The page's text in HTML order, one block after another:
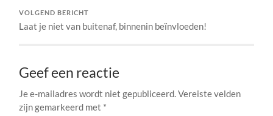
VOLGEND BERICHT
Laat je niet van buitenaf, binnenin beïnvloeden!
Geef een reactie
Je e-mailadres wordt niet gepubliceerd.Vereiste velden
zijn gemarkeerd met *